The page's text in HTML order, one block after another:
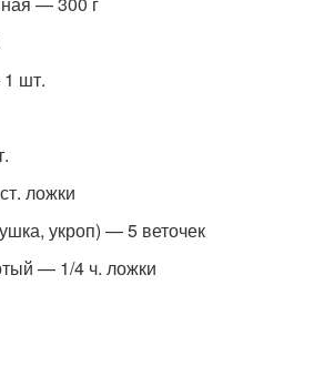
шт.
ложки
укроп) — 5 веточек
— 1/4 ч. ложки